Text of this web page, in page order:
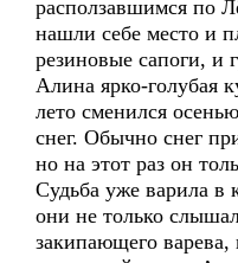
расползавшимся по
нашли себе место и
резиновые сапоги, и
Алина ярко-голубая
лето сменился
снег. Обычно снег
но на этот раз он
Судьба уже варила в
они не только
закипающего